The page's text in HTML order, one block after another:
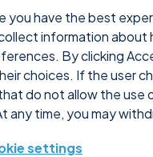
you have the best
information
By clicking
choices. If the user
do not allow the
any time, you may
settings
Precios Shop